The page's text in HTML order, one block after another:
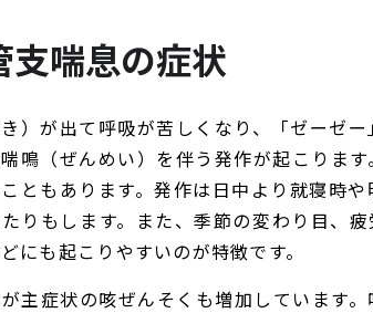
支喘息の症状
）が出て呼吸が苦しくなり、「ゼーゼ
鳴（ぜんめい）を伴う発作が起こりま
ともあります。発作は日中より就寝時
りもします。また、季節の変わり目、
にも起こりやすいのが特徴です。
主症状の咳ぜんそくも増加しています